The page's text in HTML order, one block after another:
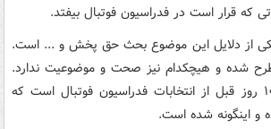
که قرار است در فدراسیون فوتبال بیفتد.
از دلایل این موضوع بحث حق پخش و ... است.
شده و هیچکدام نیز صحت و موضوعیت ندارد.
این گزارش مربوط به ۱۰ روز قبل از انتخابات فدراسیون فوتبال است که
و اینگونه شده است.